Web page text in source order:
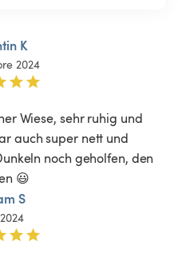
K
2024
Wiese, sehr ruhig und
auch super nett und
noch geholfen, den
😃
S